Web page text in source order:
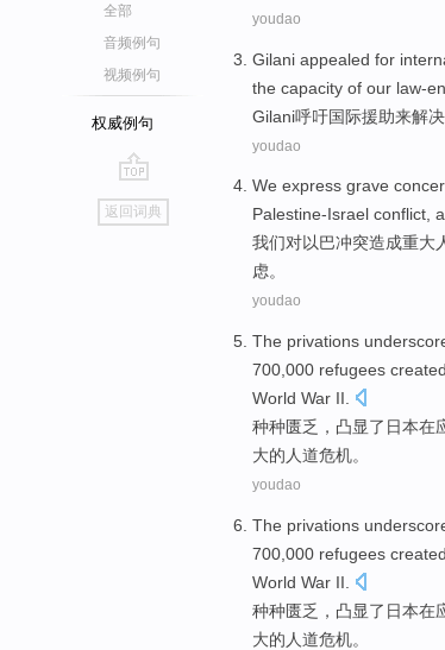
全部
音频例句
视频例句
权威例句
go
top
返回词典
youdao
Gilani appealed for
the capacity of our law-
Gilani呼吁国际援助来解决
youdao
We express grave
Palestine-Israel conflict,
我们对以巴冲突造成重大
虑。
youdao
The privations
700,000 refugees
World War II
种种匮乏， 凸显了 日本在
大的 人道危机。
youdao
The privations
700,000 refugees
World War II
种种匮乏， 凸显了 日本在
大的 人道危机。